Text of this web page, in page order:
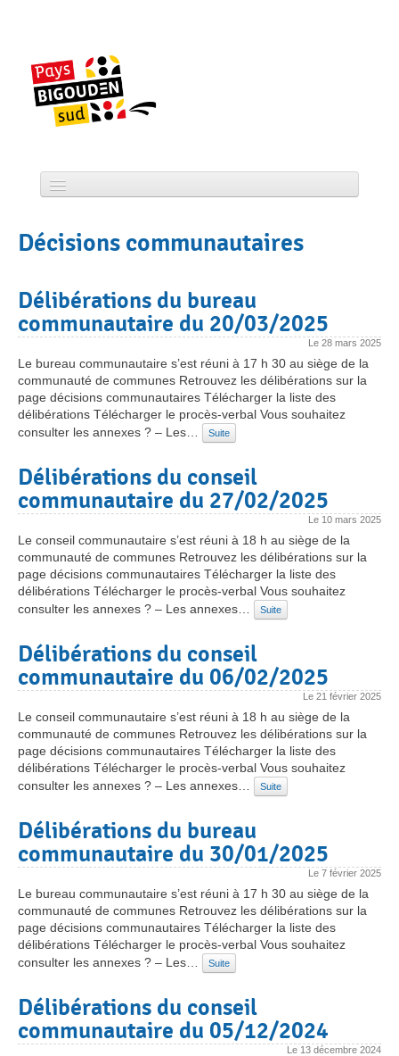
CCPBS
Actualité
Tourisme
Décisions communautaires
Délibérations du bureau
communautaire du 20/03/2025
Le 28 mars 2025
Le bureau communautaire s’est réuni à 17 h 30 au siège de la
communauté de communes Retrouvez les délibérations sur la
page décisions communautaires Télécharger la liste des
délibérations Télécharger le procès-verbal Vous souhaitez
consulter les annexes ? – Les…
Suite
Délibérations du conseil
communautaire du 27/02/2025
Le 10 mars 2025
Le conseil communautaire s’est réuni à 18 h au siège de la
communauté de communes Retrouvez les délibérations sur la
page décisions communautaires Télécharger la liste des
délibérations Télécharger le procès-verbal Vous souhaitez
consulter les annexes ? – Les annexes…
Suite
Délibérations du conseil
communautaire du 06/02/2025
Le 21 février 2025
Le conseil communautaire s’est réuni à 18 h au siège de la
communauté de communes Retrouvez les délibérations sur la
page décisions communautaires Télécharger la liste des
délibérations Télécharger le procès-verbal Vous souhaitez
consulter les annexes ? – Les annexes…
Suite
Délibérations du bureau
communautaire du 30/01/2025
Le 7 février 2025
Le bureau communautaire s’est réuni à 17 h 30 au siège de la
communauté de communes Retrouvez les délibérations sur la
page décisions communautaires Télécharger la liste des
délibérations Télécharger le procès-verbal Vous souhaitez
consulter les annexes ? – Les…
Suite
Délibérations du conseil
communautaire du 05/12/2024
Le 13 décembre 2024